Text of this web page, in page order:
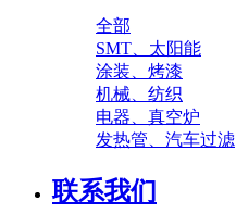
全部
SMT、太阳能
涂装、烤漆
机械、纺织
电器、真空炉
发热管、汽车过滤
联系我们